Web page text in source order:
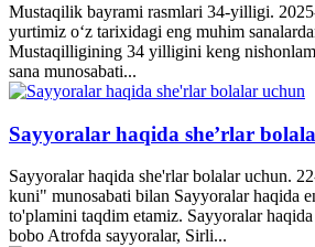
Mustaqilik bayrami rasmlari 34-yilligi.
yurtimiz o‘z tarixidagi eng muhim
Mustaqilligining 34 yilligini keng
sana munosabati...
Sayyoralar haqida she’rlar
Sayyoralar haqida she'rlar bolalar uchun.
kuni" munosabati bilan Sayyoralar haqida
to'plamini taqdim etamiz. Sayyoralar haqida
bobo Atrofda sayyoralar, Sirli...